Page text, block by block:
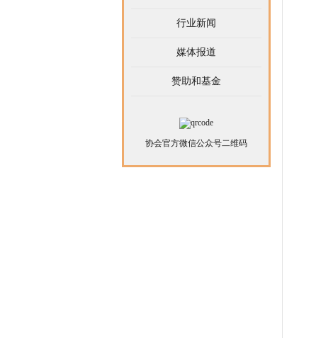
行业新闻
媒体报道
赞助和基金
协会官方微信公众号二维码